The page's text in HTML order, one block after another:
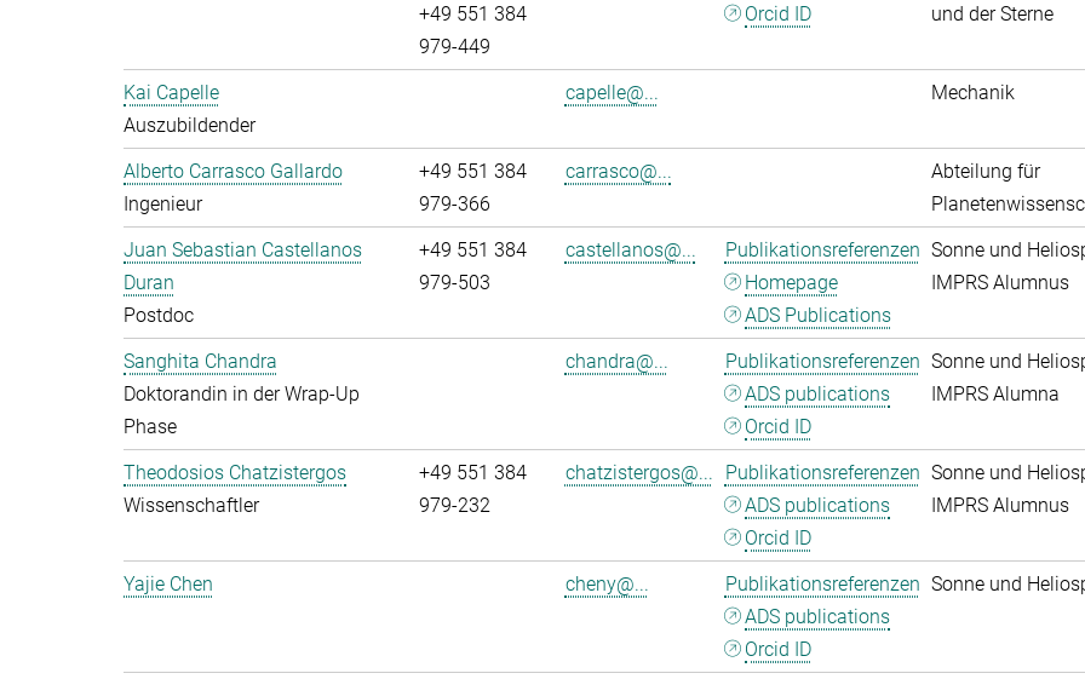
+49 551 384
979-449
Orcid ID
und der Sterne
Kai Capelle
Auszubildender
capelle@... Mechanik
Alberto Carrasco Gallardo
Ingenieur
+49 551 384
979-366
carrasco@...
Abteilung für
Juan Sebastian Castellanos
Duran
Postdoc
+49 551 384
979-503
castellanos@...
Publikationsreferenzen
Homepage
ADS Publications
Sonne und
IMPRS Alumnus
Sanghita Chandra
Doktorandin in der Wrap-Up
Phase
chandra@...
Publikationsreferenzen
ADS publications
Orcid ID
Sonne und
IMPRS Alumna
Theodosios Chatzistergos
Wissenschaftler
+49 551 384
979-232
chatzistergos@...
Publikationsreferenzen
ADS publications
Orcid ID
Sonne und
IMPRS Alumnus
Yajie Chen cheny@...
Publikationsreferenzen
ADS publications
Orcid ID
Sonne und